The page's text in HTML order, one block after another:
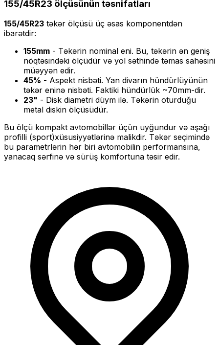
155/45R23 ölçüsünün təsnifatları
155/45R23 təkər ölçüsü üç əsas komponentdən
ibarətdir:
155mm - Təkərin nominal eni. Bu, təkərin ən geniş
nöqtəsindəki ölçüdür və yol səthində təmas sahəsini
müəyyən edir.
45% - Aspekt nisbəti. Yan divarın hündürlüyünün
təkər eninə nisbəti. Faktiki hündürlük ~70mm-dir.
23" - Disk diametri düym ilə. Təkərin oturduğu
metal diskin ölçüsüdür.
Bu ölçü kompakt avtomobillər üçün uyğundur və aşağı
profilli (sport)xüsusiyyətlərinə malikdir. Təkər seçimində
bu parametrlərin hər biri avtomobilin performansına,
yanacaq sərfinə və sürüş komfortuna təsir edir.